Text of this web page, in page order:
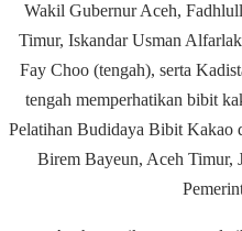
Wakil Gubernur Aceh,
Timur, Iskandar Usman
Fay Choo (tengah), serta
tengah memperhatikan bibit
Pelatihan Budidaya Bibit Kakao
Birem Bayeun, Aceh Timur,